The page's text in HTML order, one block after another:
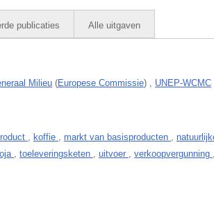
publicaties Alle uitgaven
Milieu (Europese Commissie) , UNEP-WCMC
, koffie , markt van basisproducten ,
, toeleveringsketen , uitvoer , verkoopvergunning ,